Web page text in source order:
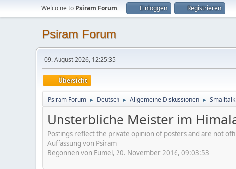
Welcome to Psiram Forum. Einloggen Registrieren
Psiram Forum
09. August 2026, 12:25:35
Übersicht
Psiram Forum ► Deutsch ► Allgemeine Diskussionen ► Smalltalk
Unsterbliche Meister im
Postings reflect the private opinion of posters and are not
Auffassung von Psiram
Begonnen von Eumel, 20. November 2016, 09:03:53